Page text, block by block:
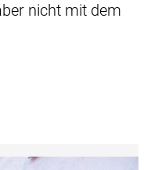
nicht mit dem